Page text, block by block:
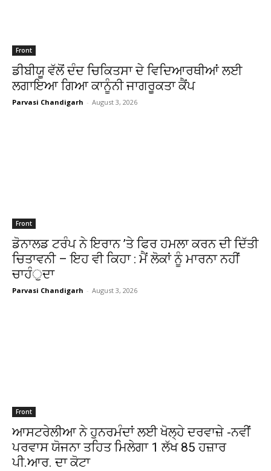
Front
ਡੀਬੀਯੂ ਵੱਲੋਂ ਦੰਦ ਚਿਕਿਤਸਾ ਦੇ ਵਿਦਿਆਰਥੀਆਂ ਲਈ
ਲਗਾਇਆ ਗਿਆ ਕਾਨੂੰਨੀ ਜਾਗਰੂਕਤਾ ਕੈਂਪ
Parvasi Chandigarh - August 3, 2026
Front
ਡੋਨਾਲਡ ਟਰੰਪ ਨੇ ਇਰਾਨ ’ਤੇ ਫਿਰ ਹਮਲਾ ਕਰਨ ਦੀ ਦਿੱਤੀ
ਚਿਤਾਵਨੀ – ਇਹ ਵੀ ਕਿਹਾ : ਮੈਂ ਲੋਕਾਂ ਨੂੰ ਮਾਰਨਾ ਨਹੀਂ
ਚਾਹੰੁਦਾ
Parvasi Chandigarh - August 3, 2026
Front
ਆਸਟਰੇਲੀਆ ਨੇ ਹੁਨਰਮੰਦਾਂ ਲਈ ਖੋਲ੍ਹੇ ਦਰਵਾਜ਼ੇ -ਨਵੀਂ
ਪਰਵਾਸ ਯੋਜਨਾ ਤਹਿਤ ਮਿਲੇਗਾ 1 ਲੱਖ 85 ਹਜ਼ਾਰ
ਪੀ.ਆਰ. ਦਾ ਕੋਟਾ